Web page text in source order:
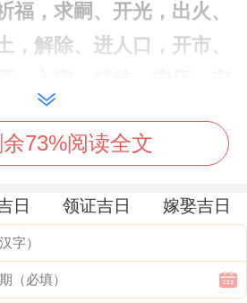
福，求嗣、开光，出火、
，解除、进人口，开市、
破土、谢土，但需注意冲
避开.。
年5月12日、星期二） 此
嫁娶、会亲友、进人口、
、纳畜、牧养、补垣、塞
73%阅读全文
日 领证吉日 嫁娶吉日